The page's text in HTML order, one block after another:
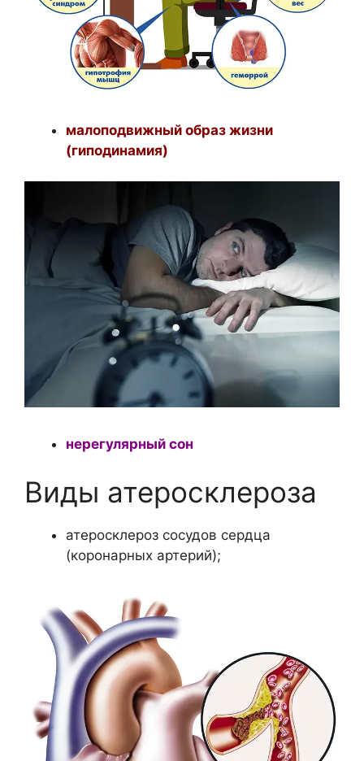
малоподвижный образ жизни
(гиподинамия)
нерегулярный сон
Виды атеросклероза
атеросклероз сосудов сердца
(коронарных артерий);